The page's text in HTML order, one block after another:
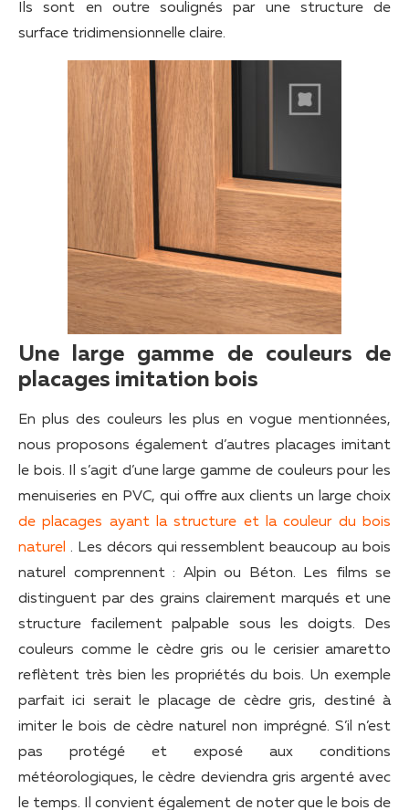
Ils sont en outre soulignés par une structure de
surface tridimensionnelle claire.
Une large gamme de couleurs de
placages imitation bois
En plus des couleurs les plus en vogue mentionnées,
nous proposons également d’autres placages imitant
le bois. Il s’agit d’une large gamme de couleurs pour les
menuiseries en PVC, qui offre aux clients un large choix
de placages ayant la structure et la couleur du bois
naturel . Les décors qui ressemblent beaucoup au bois
naturel comprennent : Alpin ou Béton. Les films se
distinguent par des grains clairement marqués et une
structure facilement palpable sous les doigts. Des
couleurs comme le cèdre gris ou le cerisier amaretto
reflètent très bien les propriétés du bois. Un exemple
parfait ici serait le placage de cèdre gris, destiné à
imiter le bois de cèdre naturel non imprégné. S’il n’est
pas protégé et exposé aux conditions
météorologiques, le cèdre deviendra gris argenté avec
le temps. Il convient également de noter que le bois de